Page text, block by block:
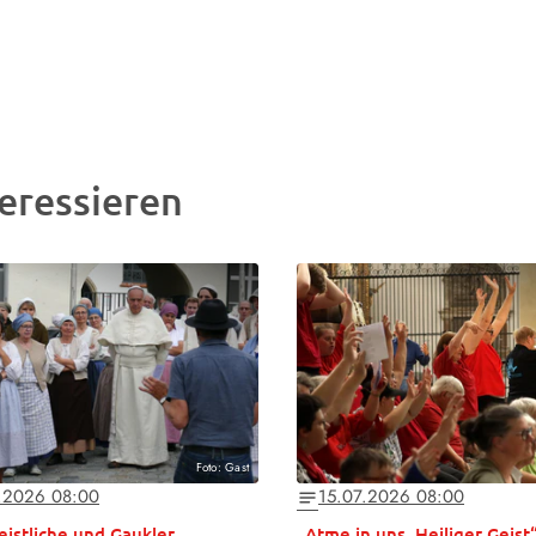
Foto: Gast
08:00 notes15.07.2026 08:00